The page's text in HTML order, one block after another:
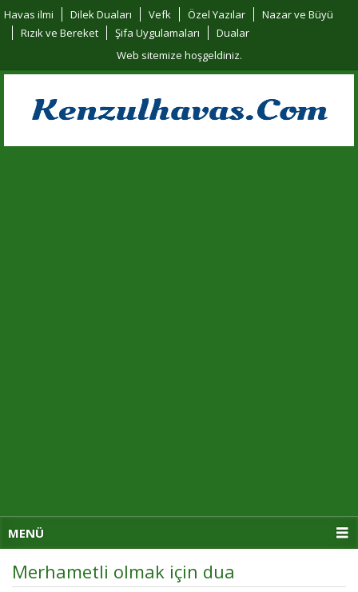
Havas ilmi Dilek Duaları Vefk Özel Yazılar
Nazar ve Büyü
Rızık ve Bereket
Şifa Uygulamaları
Dualar
Web sitemize hoşgeldiniz.
MENÜ
Merhametli olmak için dua